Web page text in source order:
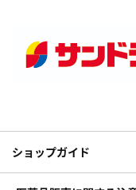
ショップガイド